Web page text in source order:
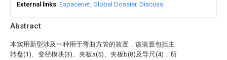
Abstract
本实用新型涉及一种用于弯曲方管的装置，该装置包括主
转盘(1)、变径模块(3)、夹板a(5)、夹板b(8)及导尺(4)，所
External links Espacenet Global Dossier Discuss